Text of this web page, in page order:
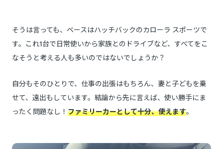
そうは言っても、ベースはハッチバックのカローラ スポーツで
す。これ1台で日常使いから家族とのドライブなど、すべてをこ
なそうと考える人も多いのではないでしょうか？
自分もそのひとりで、仕事の出張はもちろん、妻と子どもを乗
せて、遠出もしています。結論から先に言えば、使い勝手にま
ったく問題なし！ ファミリーカーとして十分、使えます。